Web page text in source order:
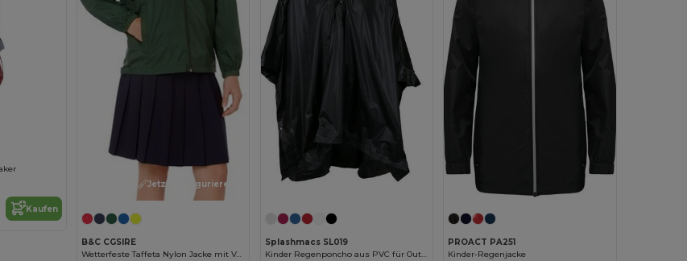
Kaufen
Jetzt konfigurieren!
B&C CGSIRE
Wetterfeste Taffeta Nylon Jacke mit Verstaubarer Kapuze
Splashmacs SL019
Kinder Regenponcho aus PVC für Outdoor-Abenteuer
PROACT PA251
Kinder-Regenjacke